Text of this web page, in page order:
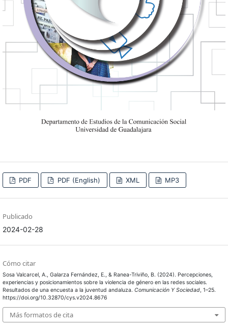
PDF PDF (English) XML MP3
Publicado
2024-02-28
Cómo citar
Sosa Valcarcel, A., Galarza Fernández, E., & Ranea-Triviño, B. (2024). Percepciones,
experiencias y posicionamientos sobre la violencia de género en las redes sociales.
Resultados de una encuesta a la juventud andaluza. Comunicación Y Sociedad, 1–25.
https://doi.org/10.32870/cys.v2024.8676
Más formatos de cita